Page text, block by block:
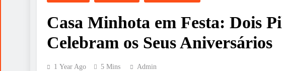
Casa Minhota em Festa: Dois
Celebram os Seus Aniversários
1 Year Ago 5 Mins Admin